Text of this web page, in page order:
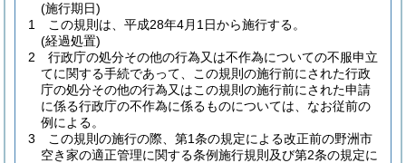
(施行期日)
1
この規則は、平成28年4月1日から施行する。
(経過処置)
2
行政庁の処分その他の行為又は不作為についての不服申立
てに関する手続であって、この規則の施行前にされた行政
庁の処分その他の行為又はこの規則の施行前にされた申請
に係る行政庁の不作為に係るものについては、なお従前の
例による。
3
この規則の施行の際、第1条の規定による改正前の野洲市
空き家の適正管理に関する条例施行規則及び第2条の規定に